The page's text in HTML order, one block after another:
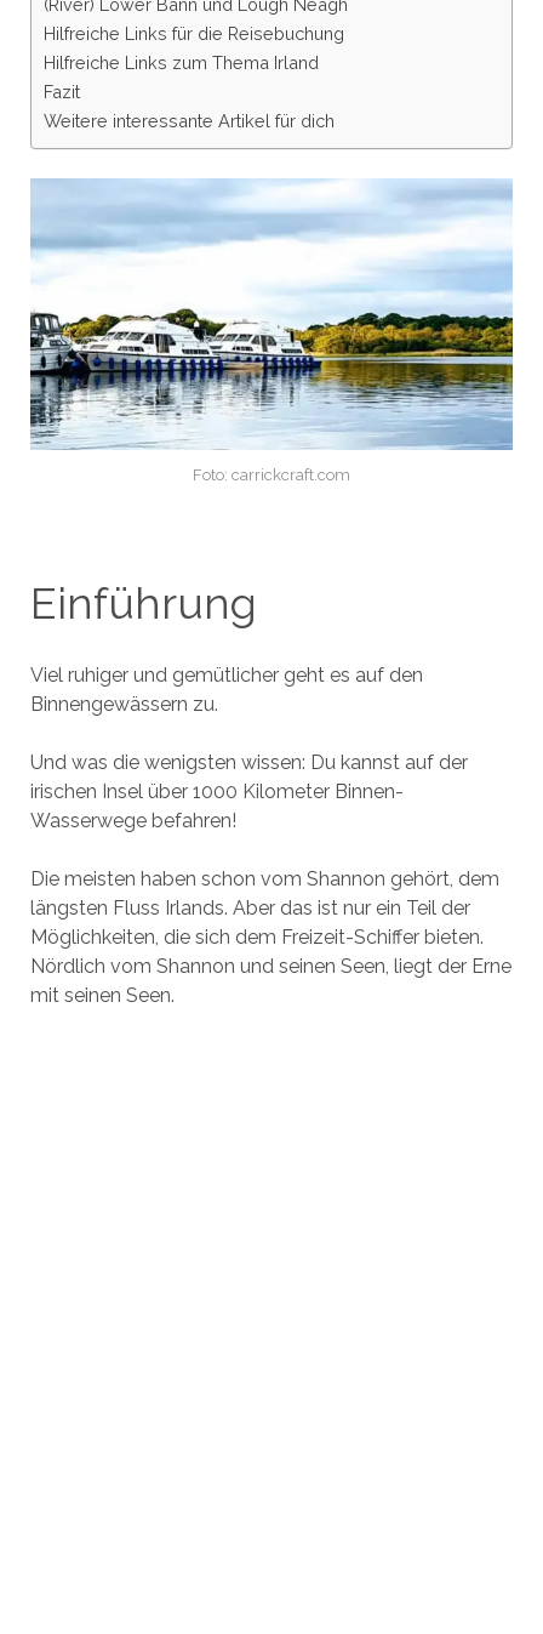
(River) Lower Bann und Lough Neagh
Hilfreiche Links für die Reisebuchung
Hilfreiche Links zum Thema Irland
Fazit
Weitere interessante Artikel für dich
Foto: carrickcraft.com
Einführung
Viel ruhiger und gemütlicher geht es auf den
Binnengewässern zu.
Und was die wenigsten wissen: Du kannst auf der
irischen Insel über 1000 Kilometer Binnen-
Wasserwege befahren!
Die meisten haben schon vom Shannon gehört, dem
längsten Fluss Irlands. Aber das ist nur ein Teil der
Möglichkeiten, die sich dem Freizeit-Schiffer bieten.
Nördlich vom Shannon und seinen Seen, liegt der Erne
mit seinen Seen.